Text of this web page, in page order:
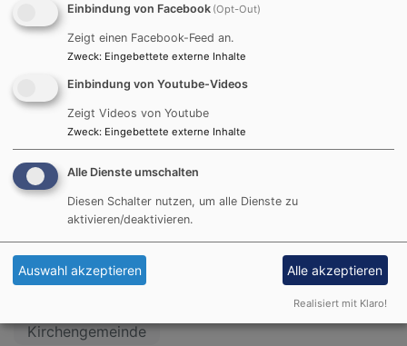
Adventsfenster.
Ausserdem findet ihr
Artikel über die neue
Friedensdenkschrift der
Fastenaktion 2026. Mit
Nachrichten aus dem Kooperationsbereich Höchberg-
Eisingen-Altertheim und natürlich dem Neusten aus der
eigenen Gemeinde.
Den aktuellen Gemeindebrief findet ihr hier:
https://www.altertheim-evangelisch.de/gemeindebrief
Pfarrei
Kirchengemeinde
Einbindung von Facebook (Opt-Out)
Zeigt einen Facebook-Feed an.
Zweck: Eingebettete externe Inhalte
Einbindung von Youtube-Videos
Zeigt Videos von Youtube
Zweck: Eingebettete externe Inhalte
Alle Dienste umschalten
Diesen Schalter nutzen, um alle Dienste zu
aktivieren/deaktivieren.
Auswahl akzeptieren Alle akzeptieren
Realisiert mit Klaro!